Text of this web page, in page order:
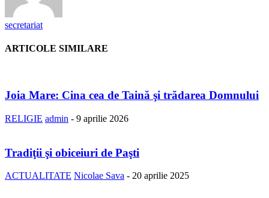
secretariat
ARTICOLE SIMILARE
Joia Mare: Cina cea de Taină şi trădarea Domnului
RELIGIE admin - 9 aprilie 2026
Tradiţii şi obiceiuri de Paşti
ACTUALITATE Nicolae Sava - 20 aprilie 2025